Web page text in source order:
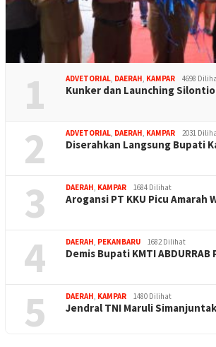
1 ADVETORIAL DAERAH KAMPAR 4698
Kunker dan Launching
2 ADVETORIAL DAERAH KAMPAR 2031
Diserahkan Langsung Bupati
3 DAERAH KAMPAR 1684 Dilihat
Arogansi PT KKU Picu Amarah
4 DAERAH PEKANBARU 1682 Dilihat
Demis Bupati KMTI
5 DAERAH KAMPAR 1480 Dilihat
Jendral TNI Maruli